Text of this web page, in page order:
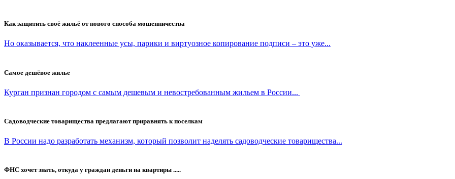
Как защитить своё жильё от нового способа мошенничества
Но оказывается, что наклеенные усы, парики и виртуозное копирование подписи – это уже...
Самое дешёвое жилье
Курган признан городом с самым дешевым и невостребованным жильем в России...
Садоводческие товарищества предлагают приравнять к поселкам
В России надо разработать механизм, который позволит наделять садоводческие товарищества...
ФНС хочет знать, откуда у граждан деньги на квартиры .....